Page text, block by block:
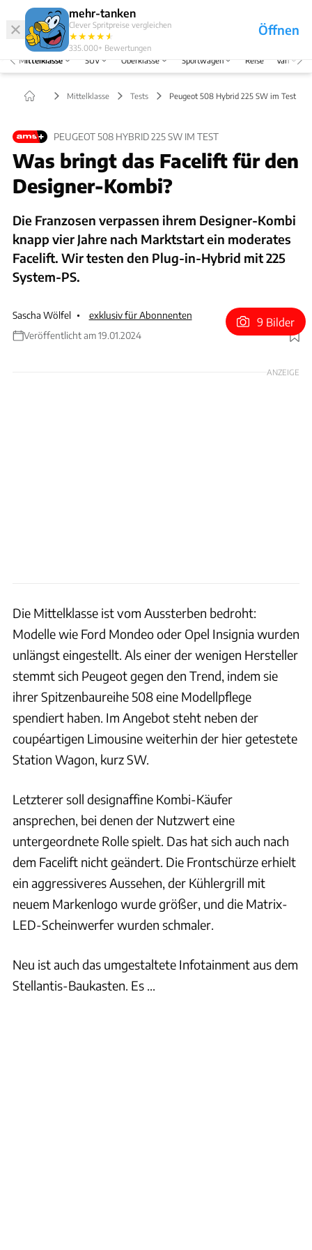
mehr-tanken
Clever Spritpreise vergleichen
★★★★★
★
335.000+ Bewertungen
Öffnen
Abo
Menü
Mittelklasse SUV Oberklasse Sportwagen Reise Van
Mittelklasse Tests Peugeot 508 Hybrid 225 SW im Test
PEUGEOT 508 HYBRID 225 SW IM TEST
Was bringt das Facelift für den
Designer-Kombi?
Die Franzosen verpassen ihrem Designer-Kombi
knapp vier Jahre nach Marktstart ein moderates
Facelift. Wir testen den Plug-in-Hybrid mit 225
System-PS.
Sascha Wölfel
exklusiv für Abonnenten
Veröffentlicht am 19.01.2024
Foto: Hans-Dieter Seufert
9 Bilder
ANZEIGE
Die Mittelklasse ist vom Aussterben bedroht:
Modelle wie Ford Mondeo oder Opel Insignia wurden
unlängst eingestellt. Als einer der wenigen Hersteller
stemmt sich Peugeot gegen den Trend, indem sie
ihrer Spitzenbaureihe 508 eine Modellpflege
spendiert haben. Im Angebot steht neben der
coupéartigen Limousine weiterhin der hier getestete
Station Wagon, kurz SW.
Letzterer soll designaffine Kombi-Käufer
ansprechen, bei denen der Nutzwert eine
untergeordnete Rolle spielt. Das hat sich auch nach
dem Facelift nicht geändert. Die Frontschürze erhielt
ein aggressiveres Aussehen, der Kühlergrill mit
neuem Markenlogo wurde größer, und die Matrix-
LED-Scheinwerfer wurden schmaler.
Neu ist auch das umgestaltete Infotainment aus dem
Stellantis-Baukasten. Es ...